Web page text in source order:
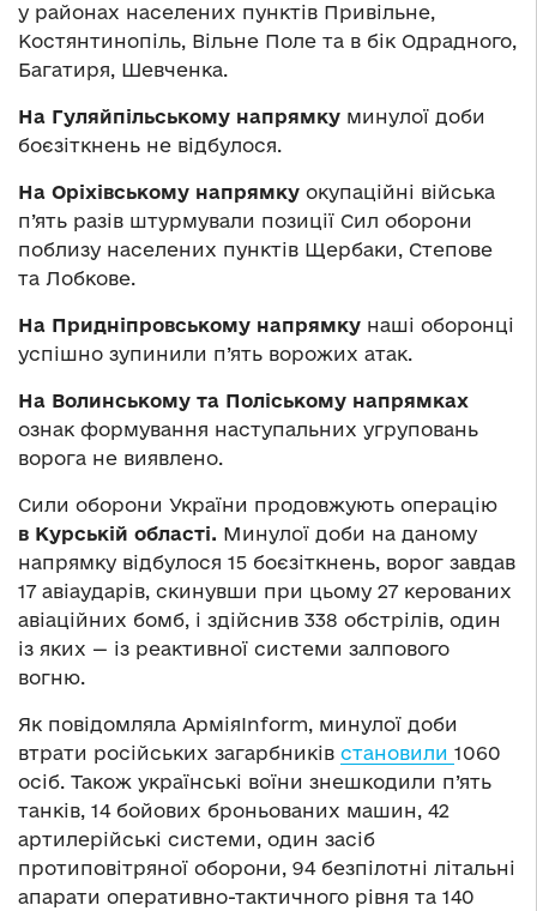
у районах населених пунктів Привільне,
Костянтинопіль, Вільне Поле та в бік Одрадного,
Багатиря, Шевченка.
На Гуляйпільському напрямку минулої доби
боєзіткнень не відбулося.
На Оріхівському напрямку окупаційні війська
п’ять разів штурмували позиції Сил оборони
поблизу населених пунктів Щербаки, Степове
та Лобкове.
На Придніпровському напрямку наші оборонці
успішно зупинили п’ять ворожих атак.
На Волинському та Поліському напрямках
ознак формування наступальних угруповань
ворога не виявлено.
Сили оборони України продовжують операцію
в Курській області. Минулої доби на даному
напрямку відбулося 15 боєзіткнень, ворог завдав
17 авіаударів, скинувши при цьому 27 керованих
авіаційних бомб, і здійснив 338 обстрілів, один
із яких — із реактивної системи залпового
вогню.
Як повідомляла АрміяInform, минулої доби
втрати російських загарбників становили 1060
осіб. Також українські воїни знешкодили п’ять
танків, 14 бойових броньованих машин, 42
артилерійські системи, один засіб
протиповітряної оборони, 94 безпілотні літальні
апарати оперативно-тактичного рівня та 140